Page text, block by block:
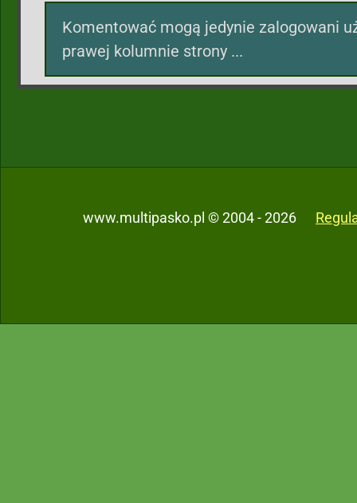
Komentować mogą jedynie zalogowani
prawej kolumnie strony ...
www.multipasko.pl © 2004 - 2026